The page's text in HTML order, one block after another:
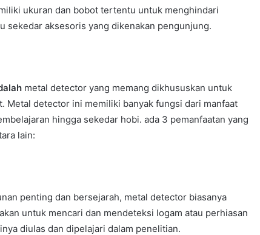
ukuran dan bobot tertentu untuk menghindari
sekedar aksesoris yang dikenakan pengunjung.
metal detector yang memang dikhususkan untuk
Metal detector ini memiliki banyak fungsi dari manfaat
hingga sekedar hobi. ada 3 pemanfaatan yang
lain:
penting dan bersejarah, metal detector biasanya
untuk mencari dan mendeteksi logam atau perhiasan
diulas dan dipelajari dalam penelitian.